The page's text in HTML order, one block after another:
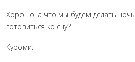
Хорошо, а что мы будем делать
готовиться ко сну?
Куроми: